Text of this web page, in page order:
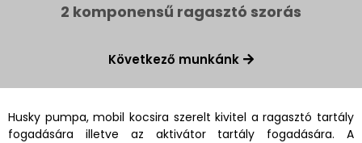
2 komponensű ragasztó szorás
Következő munkánk
Husky pumpa, mobil kocsira szerelt kivitel a ragasztó tartály
fogadására illetve az aktivátor tartály fogadására. A